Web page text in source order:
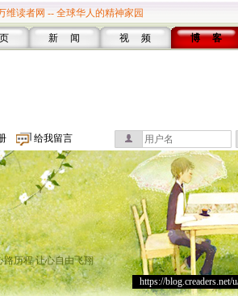
维读者网 -- 全球华人的精神家园
新 闻 视 频 博 客
给我留言
历程 让心自由飞翔
https://blog.creaders.net/